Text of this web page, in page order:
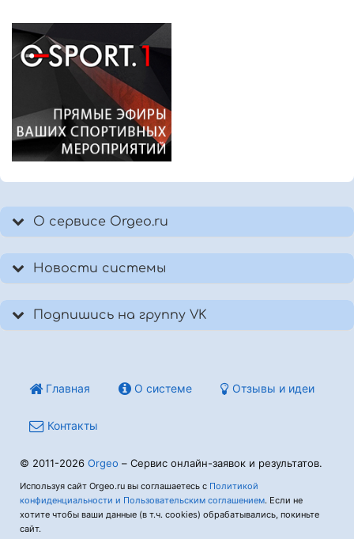
О сервисе Orgeo.ru
Новости системы
Подпишись на группу VK
Главная О системе Отзывы и идеи
Контакты
© 2011-2026 Orgeo – Сервис онлайн-заявок и результатов.
Используя сайт Orgeo.ru вы соглашаетесь с Политикой
конфиденциальности и Пользовательским соглашением. Если не
хотите чтобы ваши данные (в т.ч. cookies) обрабатывались, покиньте
сайт.